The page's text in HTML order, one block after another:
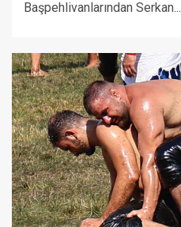
Başpehlivanlarından Serkan...